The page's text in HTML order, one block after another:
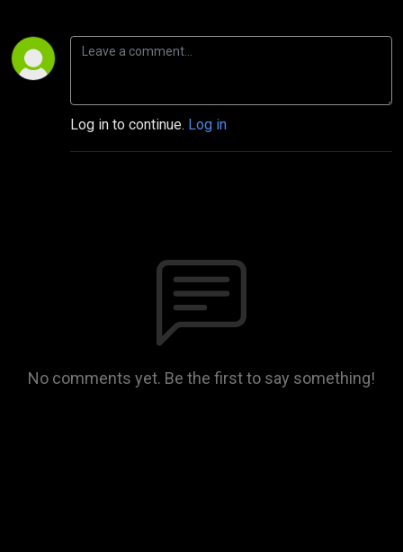
Log in to continue. Log in
No comments yet. Be the first to say something!